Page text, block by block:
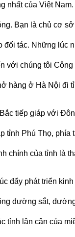
nhất của Việt
Bạn là chủ cơ
đối tác. Những lúc
với chúng tôi
hàng ở Hà Nội đi
tiếp giáp với
tỉnh Phú Thọ,
chính của tỉnh là
đẩy phát triển
đường sắt,
tỉnh lân cận của